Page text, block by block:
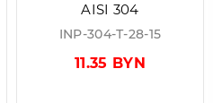
AISI 304
INP-304-Т-28-15
11.35 BYN